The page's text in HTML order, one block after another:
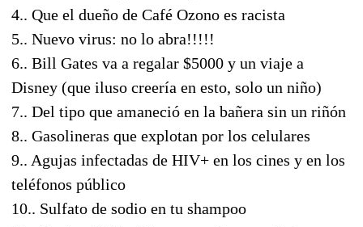
4.. Que el dueño de Café Ozono es racista
5.. Nuevo virus: no lo abra!!!!!
6.. Bill Gates va a regalar $5000 y un viaje a
Disney (que iluso creería en esto, solo un niño)
7.. Del tipo que amaneció en la bañera sin un riñón
8.. Gasolineras que explotan por los celulares
9.. Agujas infectadas de HIV+ en los cines y en los
teléfonos público
10.. Sulfato de sodio en tu shampoo